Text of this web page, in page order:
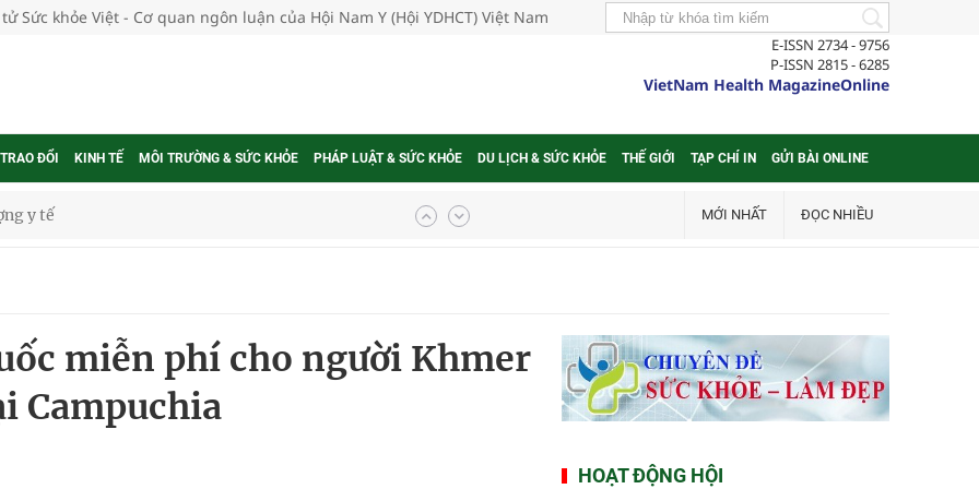
Sức khỏe Việt - Cơ quan ngôn luận của Hội Nam Y (Hội YDHCT) Việt Nam
E-ISSN 2734 - 9756
P-ISSN 2815 - 6285
VietNam Health MagazineOnline
ĐỔI KINH TẾ MÔI TRƯỜNG & SỨC KHỎE PHÁP LUẬT & SỨC KHỎE DU LỊCH & SỨC KHỎE THẾ GIỚI TẠP CHÍ IN GỬI BÀI ONLINE
theo cách ít ai ngờ tới
phụ nữ mỗi năm
thuốc
MỚI NHẤT ĐỌC NHIỀU
miễn phí cho người Khmer
Campuchia
HOẠT ĐỘNG HỘI